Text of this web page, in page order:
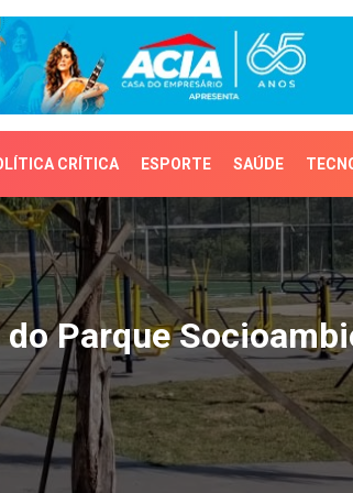
CRÍTICA ESPORTE SAÚDE
Parque
Parque